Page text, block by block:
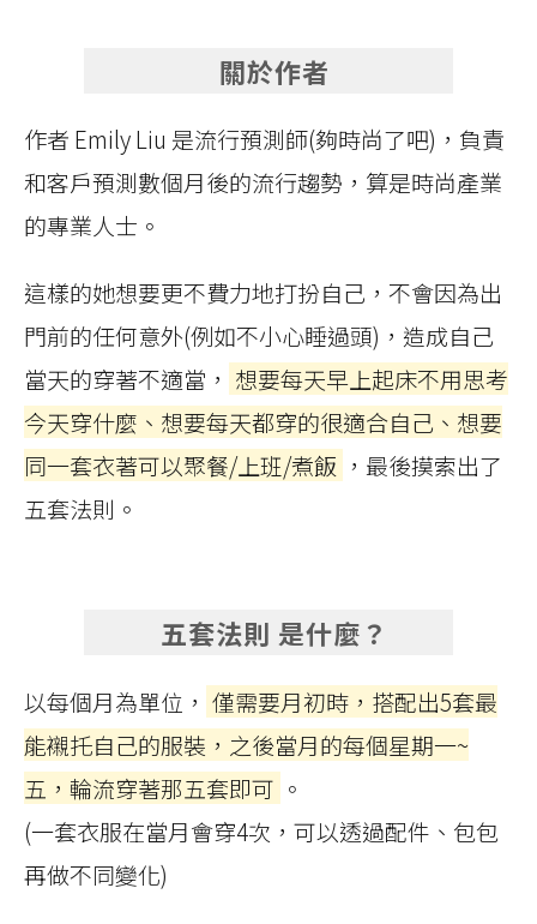
關於作者
作者 Emily Liu 是流行預測師(夠時尚了吧)，負責
和客戶預測數個月後的流行趨勢，算是時尚產業
的專業人士。
這樣的她想要更不費力地打扮自己，不會因為出
門前的任何意外(例如不小心睡過頭)，造成自己
當天的穿著不適當， 想要每天早上起床不用思考
今天穿什麼、想要每天都穿的很適合自己、想要
同一套衣著可以聚餐/上班/煮飯 ，最後摸索出了
五套法則。
五套法則 是什麼？
以每個月為單位， 僅需要月初時，搭配出5套最
能襯托自己的服裝，之後當月的每個星期一~
五，輪流穿著那五套即可 。
(一套衣服在當月會穿4次，可以透過配件、包包
再做不同變化)